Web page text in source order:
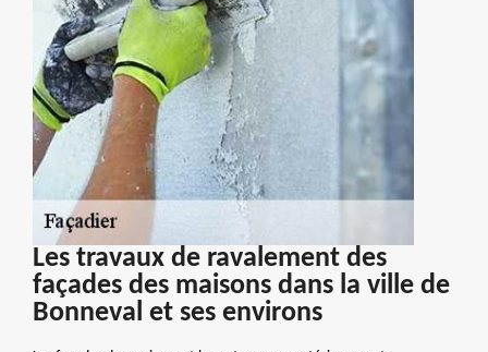
Les travaux de ravalement des
façades des maisons dans la ville de
Bonneval et ses environs